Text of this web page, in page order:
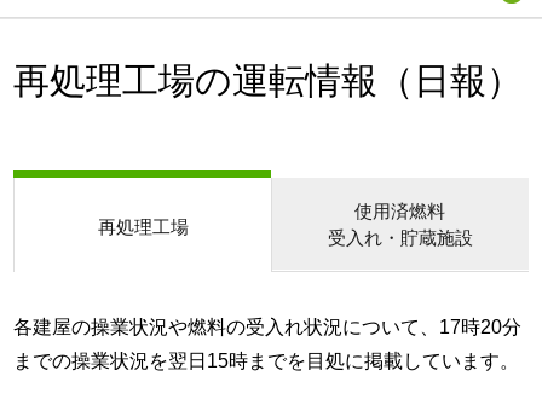
再処理工場の運転情報（日報）
再処理工場
使用済燃料
受入れ・貯蔵施設
各建屋の操業状況や燃料の受入れ状況について、17時20分
までの操業状況を翌日15時までを目処に掲載しています。